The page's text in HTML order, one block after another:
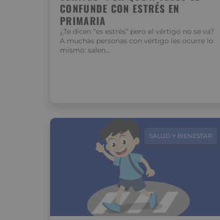
CONFUNDE CON ESTRÉS EN
PRIMARIA
¿Te dicen “es estrés” pero el vértigo no se va?
A muchas personas con vértigo les ocurre lo
mismo: salen…
SALUD Y BIENESTAR